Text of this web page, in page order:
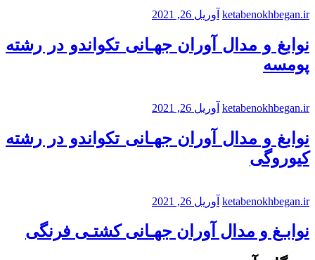
ketabenokhbegan.ir آوریل 26, 2021
نوابغ و مدال آوران جهـانی تکواندو در رشته
پومسه
ketabenokhbegan.ir آوریل 26, 2021
نوابغ و مدال آوران جهـانی تکواندو در رشته
کیوروگی
ketabenokhbegan.ir آوریل 26, 2021
نوابـغ و مدال آوران جهـانی کشتـی فرنگی